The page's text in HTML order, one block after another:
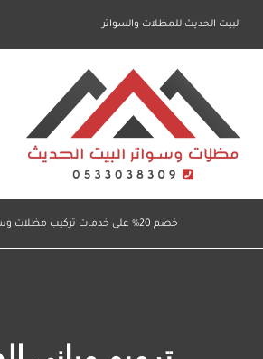
البيت الحديث للمظلات والسواتر
خصم 20% على خدمات تركيب مظلات وسواتر برجولات